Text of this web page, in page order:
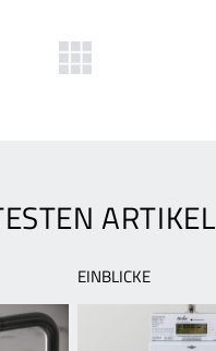
Zurück
ARTIKEL
EINBLICKE